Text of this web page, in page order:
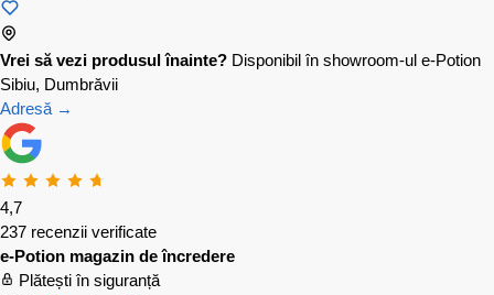
Vrei să vezi produsul înainte? Disponibil în showroom-ul e-Potion
Sibiu, Dumbrăvii
Adresă →
4,7
237 recenzii verificate
e-Potion magazin de încredere
Plătești în siguranță